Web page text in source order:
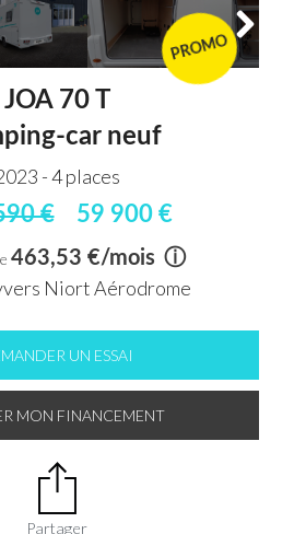
PROMO
JOA 70 T
car neuf
- 4 places
€
59 900 €
463,53 €/mois ⓘ
Niort Aérodrome
UN ESSAI
MON FINANCEMENT
Partager